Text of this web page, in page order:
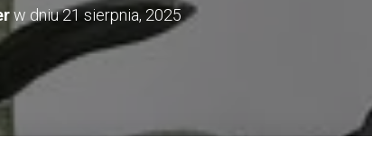
w dniu21 sierpnia, 2025